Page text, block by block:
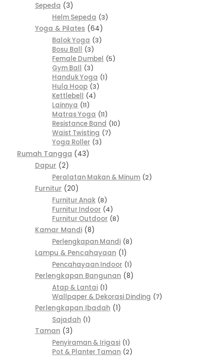
Sepeda
3
Helm Sepeda 3
Yoga & Pilates
64
Balok Yoga 3
Bosu Ball 3
Female Dumbel 5
Gym Ball 3
Handuk Yoga 1
Hula Hoop 3
Kettlebell 4
Lainnya 11
Matras Yoga 11
Resistance Band 10
Waist Twisting 7
Yoga Roller 3
Rumah Tangga 43
Dapur
2
Peralatan Makan & Minum 2
Furnitur
20
Furnitur Anak 8
Furnitur Indoor 4
Furnitur Outdoor 8
Kamar Mandi 8
Perlengkapan Mandi 8
Lampu & Pencahayaan
1
Pencahayaan Indoor 1
Perlengkapan Bangunan
8
Atap & Lantai 1
Wallpaper & Dekorasi Dinding 7
Perlengkapan Ibadah
1
Sajadah 1
Taman
3
Penyiraman & Irigasi 1
Pot & Planter Taman 2